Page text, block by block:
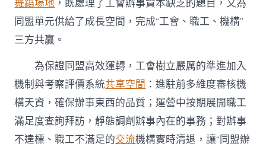
舞蹈場地 ，既處理了工會辦事資本缺乏的題目，又為
同盟單元供給了成長空間，完成“工會、職工、機構”
三方共贏。
為保證同盟高效運轉，工會樹立嚴厲的準進加入
機制與考察評價系統共享空間 ：進駐前多維度審核機
構天資，確保辦事東西的品質；運營中按期展開職工
滿足度查詢拜訪，靜態調劑辦事內在的事務；對辦事
不達標、職工不滿足的交流機構實時清退，讓“同盟辦